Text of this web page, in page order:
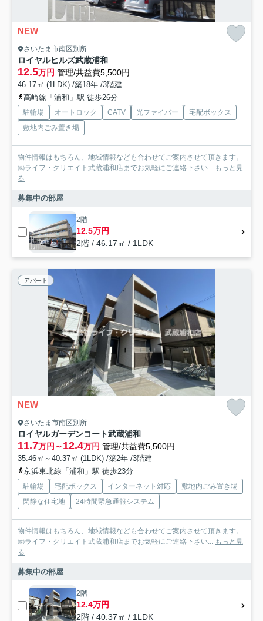
NEW
さいたま市南区別所
ロイヤルヒルズ武蔵浦和
12.5万円 管理/共益費5,500円
46.17㎡ (1LDK) /築18年 /3階建
高崎線「浦和」駅 徒歩26分
駐輪場 オートロック CATV 光ファイバー
宅配ボックス
敷地内ごみ置き場
物件情報はもちろん、地域情報なども合わせてご案内させて頂きます。
㈱ライフ・クリエイト武蔵浦和店までお気軽にご連絡下さい... もっと見
る
募集中の部屋
2階
12.5万円
2階 / 46.17㎡ / 1LDK
アパート
NEW
さいたま市南区別所
ロイヤルガーデンコート武蔵浦和
11.7万円～12.4万円 管理/共益費5,500円
35.46㎡～40.37㎡ (1LDK) /築2年 /3階建
京浜東北線「浦和」駅 徒歩23分
駐輪場 宅配ボックス インターネット対応
敷地内ごみ置き場
閑静な住宅地
24時間緊急通報システム
物件情報はもちろん、地域情報なども合わせてご案内させて頂きます。
㈱ライフ・クリエイト武蔵浦和店までお気軽にご連絡下さい... もっと見
る
募集中の部屋
2階
12.4万円
2階 / 40.37㎡ / 1LDK